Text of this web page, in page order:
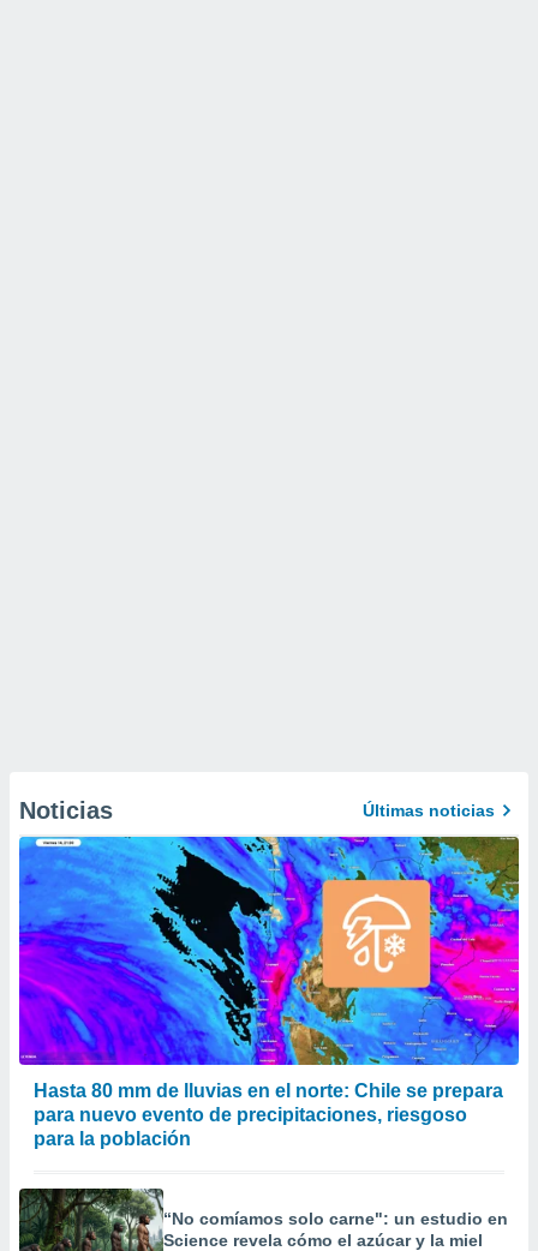
Noticias Últimas noticias
Hasta 80 mm de lluvias en el norte: Chile se prepara
para nuevo evento de precipitaciones, riesgoso
para la población
“No comíamos solo carne": un estudio en
Science revela cómo el azúcar y la miel